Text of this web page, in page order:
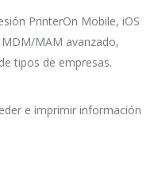
PrinterOn Mobile, iOS
MAM avanzado,
tipos de empresas.
e imprimir información